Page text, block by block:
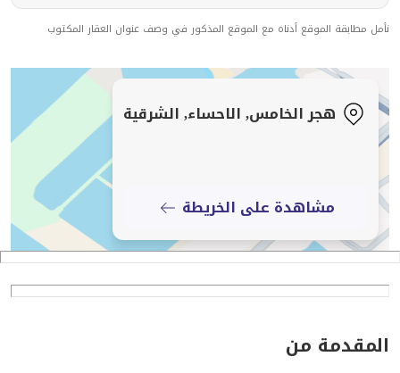
نأمل مطابقة الموقع أدناه مع الموقع المذكور في وصف عنوان العقار المكتوب
هجر الخامس, الاحساء, الشرقية
مشاهدة على الخريطة
المقدمة من